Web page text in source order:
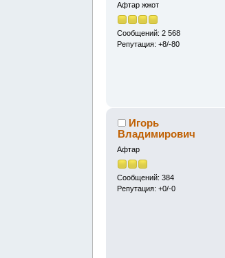
Афтар жжот
Сообщений: 2 568
Репутация: +8/-80
Игорь
Владимирович
Афтар
Сообщений: 384
Репутация: +0/-0